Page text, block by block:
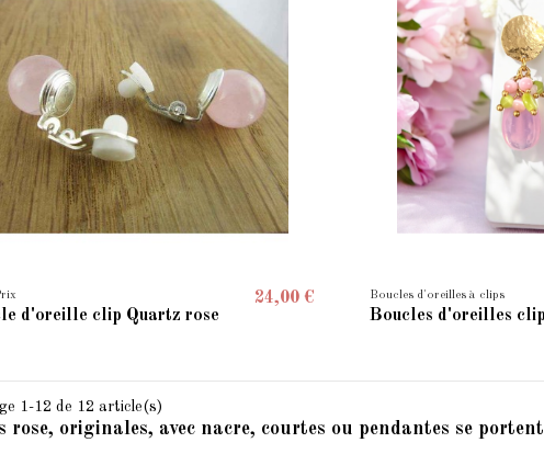
d'oreille clip Quartz rose
24,00 € Boucles d'oreilles à clips
Boucles d'oreilles
1-12 de 12 article(s)
rose, originales, avec nacre, courtes ou pendantes se